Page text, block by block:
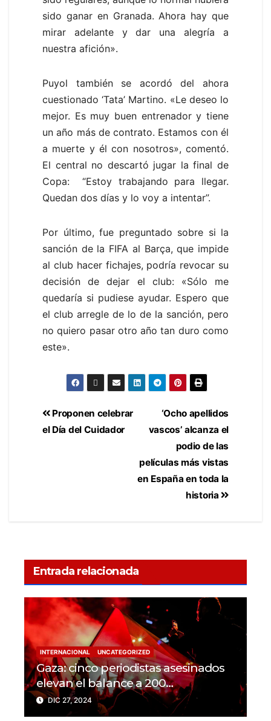
sido ganar en Granada. Ahora hay que
mirar adelante y dar una alegría a
nuestra afición».
Puyol también se acordó del ahora
cuestionado ‘Tata’ Martino. «Le deseo lo
mejor. Es muy buen entrenador y tiene
un año más de contrato. Estamos con él
a muerte y él con nosotros», comentó.
El central no descartó jugar la final de
Copa: “Estoy trabajando para llegar.
Quedan dos días y lo voy a intentar”.
Por último, fue preguntado sobre si la
sanción de la FIFA al Barça, que impide
al club hacer fichajes, podría revocar su
decisión de dejar el club: «Sólo me
quedaría si pudiese ayudar. Espero que
el club arregle de lo de la sanción, pero
no quiero pasar otro año tan duro como
este».
‘Ocho apellidos
vascos’ alcanza el
podio de las
películas más vistas
en España en toda la
historia
Proponen celebrar
el Día del Cuidador
Entrada relacionada
INTERNACIONAL UNCATEGORIZED
Gaza: cinco periodistas asesinados
elevan el balance a 200
trabajadores de la prensa muertos
en 2024
DIC 27, 2024